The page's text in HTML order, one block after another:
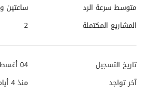
متوسط سرعة الرد
ساعتين و 5 دقائق
المشاريع المكتملة
2
تاريخ التسجيل
04 أغسطس 2022
آخر تواجد
منذ4 أيام